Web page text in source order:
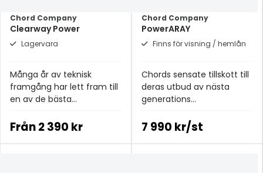
Chord Company
Clearway Power
Lagervara
Många år av teknisk
framgång har lett fram till
en av de bästa
prisklassen.
Från2 390 kr
Chord Company
PowerARAY
Finns för visning / hemlån
Chords sensate tillskott till
deras utbud av nästa
generations
enheter.
7 990 kr/st